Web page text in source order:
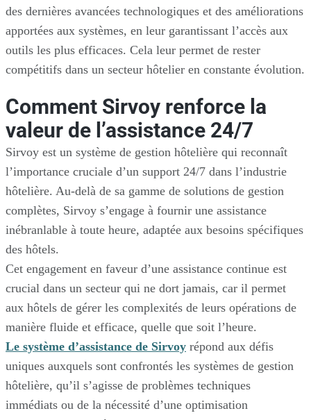
des dernières avancées technologiques et des améliorations
apportées aux systèmes, en leur garantissant l’accès aux
outils les plus efficaces. Cela leur permet de rester
compétitifs dans un secteur hôtelier en constante évolution.
Comment Sirvoy renforce la
valeur de l’assistance 24/7
Sirvoy est un système de gestion hôtelière qui reconnaît
l’importance cruciale d’un support 24/7 dans l’industrie
hôtelière. Au-delà de sa gamme de solutions de gestion
complètes, Sirvoy s’engage à fournir une assistance
inébranlable à toute heure, adaptée aux besoins spécifiques
des hôtels.
Cet engagement en faveur d’une assistance continue est
crucial dans un secteur qui ne dort jamais, car il permet
aux hôtels de gérer les complexités de leurs opérations de
manière fluide et efficace, quelle que soit l’heure.
Le système d’assistance de Sirvoy répond aux défis
uniques auxquels sont confrontés les systèmes de gestion
hôtelière, qu’il s’agisse de problèmes techniques
immédiats ou de la nécessité d’une optimisation